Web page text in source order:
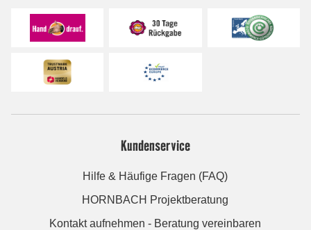
Kundenservice
Hilfe & Häufige Fragen (FAQ)
HORNBACH Projektberatung
Kontakt aufnehmen - Beratung vereinbaren